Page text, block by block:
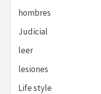
hombres
Judicial
leer
lesiones
Life style